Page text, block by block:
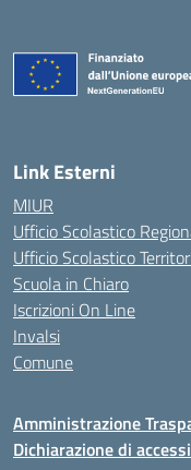
Link Esterni
MIUR
Ufficio Scolastico
Ufficio Scolastico
Scuola in Chiaro
Iscrizioni On Line
Invalsi
Comune
Amministrazione
Dichiarazione di